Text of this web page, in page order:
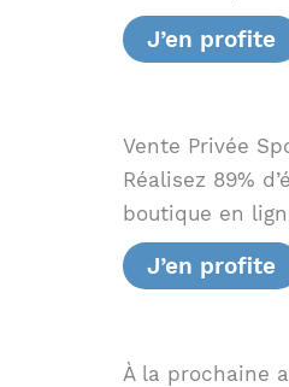
J’en profite
Vente Privée
Réalisez 89%
boutique en
J’en profite
À la prochaine